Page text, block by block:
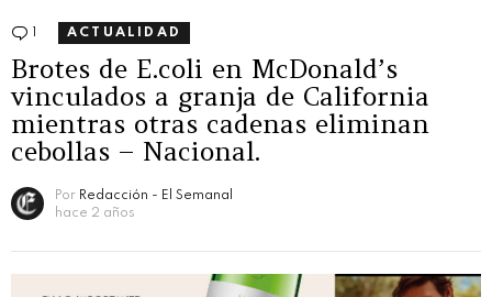
Comentario
ACTUALIDAD
Brotes de E.coli en McDonald’s
vinculados a granja de California
mientras otras cadenas eliminan
cebollas – Nacional.
Por Redacción - El Semanal
hace 2 años